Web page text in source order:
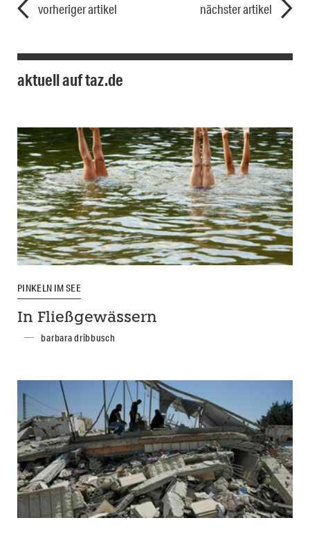
vorheriger artikel nächster artikel
aktuell auf taz.de
PINKELN IM SEE
In Fließgewässern
barbara dribbusch